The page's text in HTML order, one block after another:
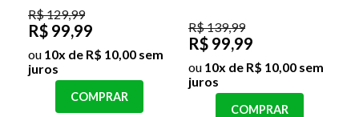
R$ 129,99
R$ 99,99
ou 10x de R$ 10,00 sem
juros
COMPRAR
R$ 139,99
R$ 99,99
ou 10x de R$ 10,00 sem
juros
COMPRAR